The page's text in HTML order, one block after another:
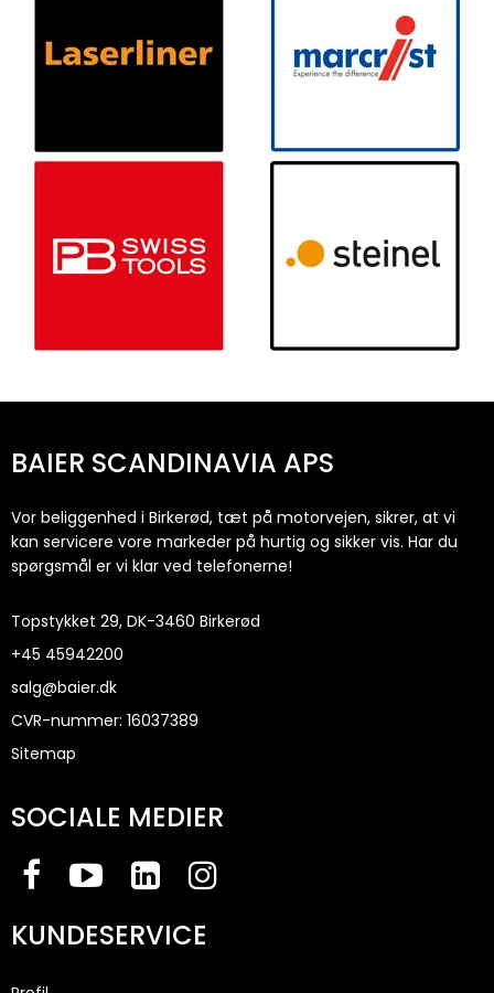
BAIER SCANDINAVIA APS
Vor beliggenhed i Birkerød, tæt på motorvejen, sikrer, at vi
kan servicere vore markeder på hurtig og sikker vis. Har du
spørgsmål er vi klar ved telefonerne!
Topstykket 29, DK-3460 Birkerød
+45 45942200
salg@baier.dk
CVR-nummer: 16037389
Sitemap
SOCIALE MEDIER
KUNDESERVICE